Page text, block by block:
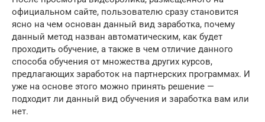
официальном сайте, пользователю сразу становится
ясно на чем основан данный вид заработка, почему
данный метод назван автоматическим, как будет
проходить обучение, а также в чем отличие данного
способа обучения от множества других курсов,
предлагающих заработок на партнерских программах. И
уже на основе этого можно принять решение —
подходит ли данный вид обучения и заработка вам или
нет.